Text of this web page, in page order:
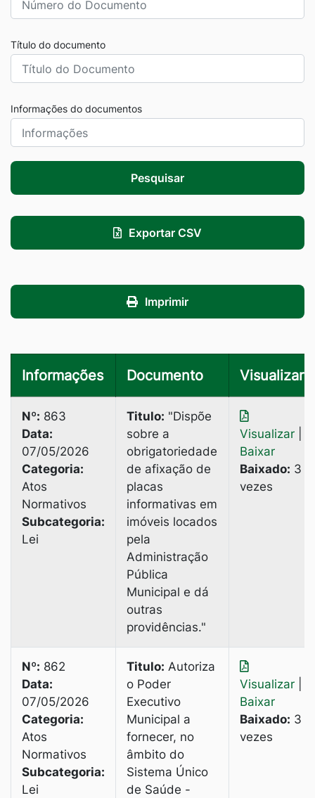
Título do documento
Informações do documentos
Pesquisar
Exportar CSV
Imprimir
Informações Documento Visualizar
Nº: 863
Data:
07/05/2026
Categoria:
Atos
Normativos
Subcategoria:
Lei
Titulo: "Dispõe
sobre a
obrigatoriedade
de afixação de
placas
informativas em
imóveis locados
pela
Administração
Pública
Municipal e dá
outras
providências."
Visualizar
Baixar
Baixado: 3
vezes
Nº: 862
Data:
07/05/2026
Categoria:
Atos
Normativos
Subcategoria:
Lei
Titulo: Autoriza
o Poder
Executivo
Municipal а
fornecer, no
âmbito do
Sistema Único
de Saúde -
Visualizar
Baixar
Baixado: 3
vezes